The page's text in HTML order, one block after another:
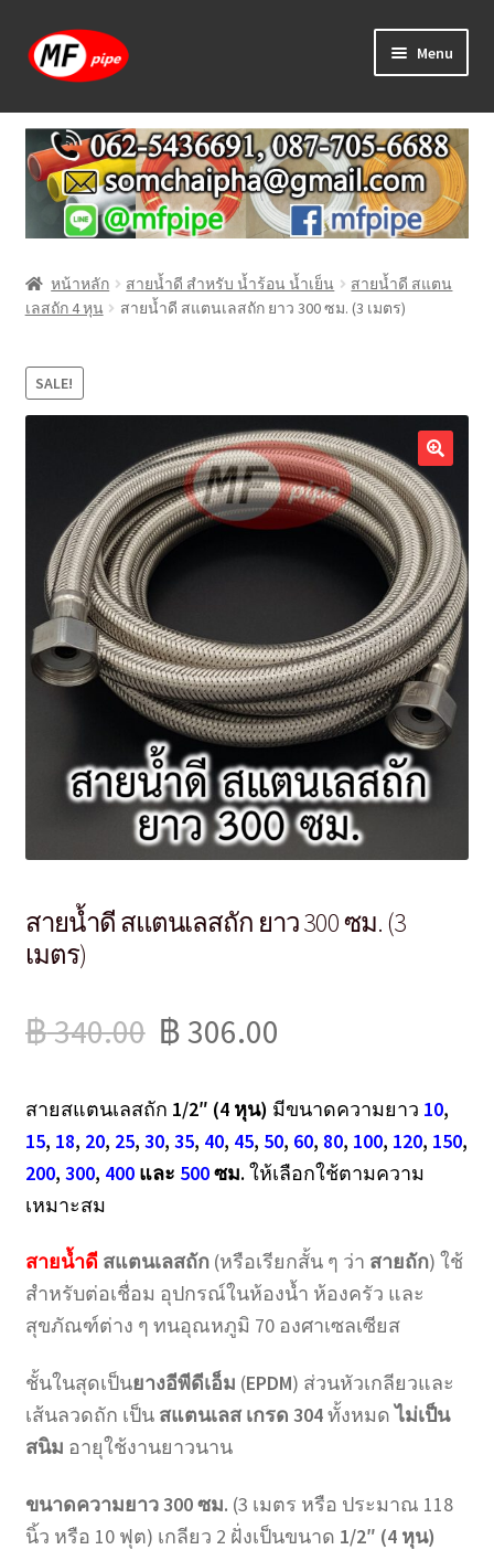
Skip
to
Skip
to
Menu
หน้าแรก
ร้านค้า
วิธีการเดินท่อ PAP
บทความ
แจ้งชำระเงิน
หน้าหลัก สายน้ำดี สำหรับ น้ำร้อน น้ำเย็น
สายน้ำดี สแตน
เลสถัก 4 หุน
สายน้ำดี สแตนเลสถัก ยาว 300 ซม. (3 เมตร)
SALE!
สายน้ำดี สแตนเลสถัก ยาว 300 ซม. (3
เมตร)
฿340.00 ฿306.00
สายสแตนเลสถัก 1/2″ (4 หุน) มีขนาดความยาว 10,
15, 18, 20, 25, 30, 35, 40, 45, 50, 60, 80, 100, 120, 150,
200, 300, 400และ 500ซม. ให้เลือกใช้ตามความ
เหมาะสม
สายน้ำดี สแตนเลสถัก(หรือเรียกสั้น ๆ ว่า สายถัก) ใช้
สำหรับต่อเชื่อม อุปกรณ์ในห้องน้ำ ห้องครัว และ
สุขภัณฑ์ต่าง ๆ ทนอุณหภูมิ 70 องศาเซลเซียส
ชั้นในสุดเป็นยางอีพีดีเอ็ม (EPDM) ส่วนหัวเกลียวและ
เส้นลวดถัก เป็น สแตนเลส เกรด 304ทั้งหมดไม่เป็น
สนิม อายุใช้งานยาวนาน
ขนาดความยาว 300 ซม. (3 เมตร หรือ ประมาณ 118
นิ้ว หรือ 10 ฟุต) เกลียว 2 ฝั่งเป็นขนาด 1/2″ (4 หุน)